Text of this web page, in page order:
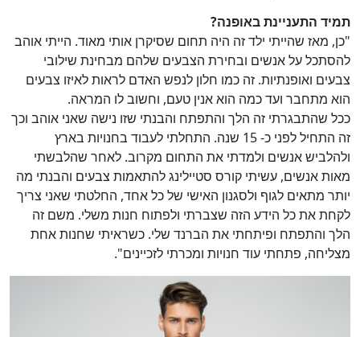
תמיד התעניינת באופנה?
"כן, מאז שהייתי ילד זה היה תחום שסיקרן אותי מאוד. הייתי אוהב
להסתכל על אנשים ובחירת הצבעים שלהם מבחינת שילובי
צבעים ואופנתיות. זה כמו חלון לנפש האדם לראות לאיזו צבעים
הוא מתחבר ועד כמה הוא אנין טעם, וחשוב לו המראה.
ככל שהתבגרתי זה הלך והתפתח והבנתי שזו נישה שאני אוהב וכך
זה התחיל לפני כ- 15 שנה. התחלתי לעבוד בחנויות בארץ
ולהלביש אנשים ולמדתי את התחום מקרוב. לאחר שהלבשתי
מאות אנשים, עשיתי קורס סטיילינג להתאמות צבעים והבנתי מה
יותר מתאים לגוף ולסגנון האישי של כל אחד, החלטתי שאני צריך
לקחת את כל הידע הזה שצברתי ולפתוח חנות משלי. משם זה
הלך והתפתח ופיתחתי את הברנד שלי. כשראיתי שחנות אחת
מצליחה, פתחתי עוד חנויות ומכרתי לזכיינים".